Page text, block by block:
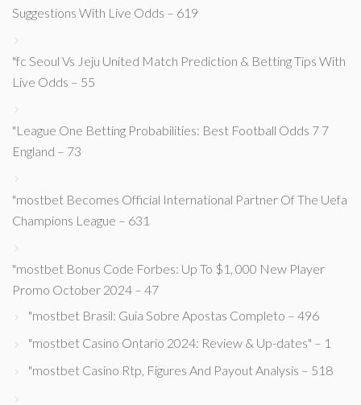
Suggestions With Live Odds – 619
"fc Seoul Vs Jeju United Match Prediction & Betting Tips With
Live Odds – 55
"League One Betting Probabilities: Best Football Odds 7 7
England – 73
"mostbet Becomes Official International Partner Of The Uefa
Champions League – 631
"mostbet Bonus Code Forbes: Up To $1, 000 New Player
Promo October 2024 – 47
"mostbet Brasil: Guia Sobre Apostas Completo – 496
"mostbet Casino Ontario 2024: Review & Up-dates" – 1
"mostbet Casino Rtp, Figures And Payout Analysis – 518